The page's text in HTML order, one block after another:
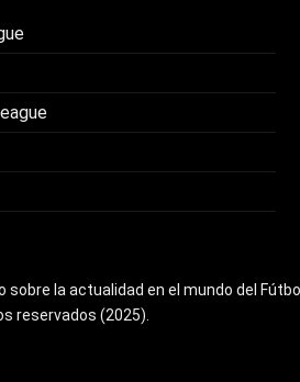
sobre la actualidad en el mundo del
reservados (2025).